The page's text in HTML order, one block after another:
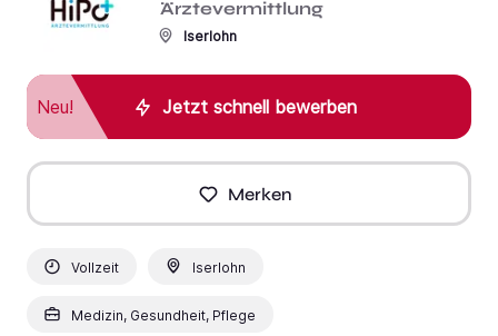
Ärztevermittlung
Iserlohn
Jetzt schnell bewerben
Neu!
Merken
Vollzeit Iserlohn
Medizin, Gesundheit, Pflege